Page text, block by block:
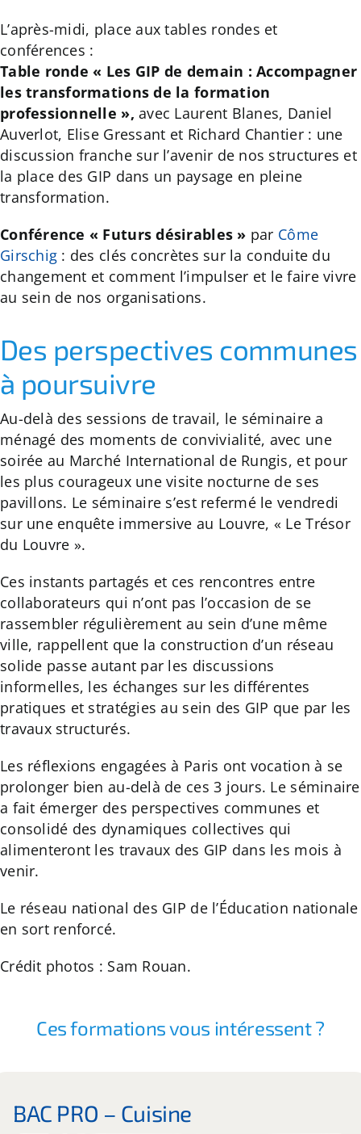
L’après-midi, place aux tables rondes et
conférences :
Table ronde « Les GIP de demain : Accompagner
les transformations de la formation
professionnelle », avec Laurent Blanes, Daniel
Auverlot, Elise Gressant et Richard Chantier : une
discussion franche sur l’avenir de nos structures et
la place des GIP dans un paysage en pleine
transformation.
Conférence « Futurs désirables » par Côme
Girschig : des clés concrètes sur la conduite du
changement et comment l’impulser et le faire vivre
au sein de nos organisations.
Des perspectives communes
à poursuivre
Au-delà des sessions de travail, le séminaire a
ménagé des moments de convivialité, avec une
soirée au Marché International de Rungis, et pour
les plus courageux une visite nocturne de ses
pavillons. Le séminaire s’est refermé le vendredi
sur une enquête immersive au Louvre, « Le Trésor
du Louvre ».
Ces instants partagés et ces rencontres entre
collaborateurs qui n’ont pas l’occasion de se
rassembler régulièrement au sein d’une même
ville, rappellent que la construction d’un réseau
solide passe autant par les discussions
informelles, les échanges sur les différentes
pratiques et stratégies au sein des GIP que par les
travaux structurés.
Les réflexions engagées à Paris ont vocation à se
prolonger bien au-delà de ces 3 jours. Le séminaire
a fait émerger des perspectives communes et
consolidé des dynamiques collectives qui
alimenteront les travaux des GIP dans les mois à
venir.
Le réseau national des GIP de l’Éducation nationale
en sort renforcé.
Crédit photos : Sam Rouan.
Ces formations vous intéressent ?
BAC PRO – Cuisine